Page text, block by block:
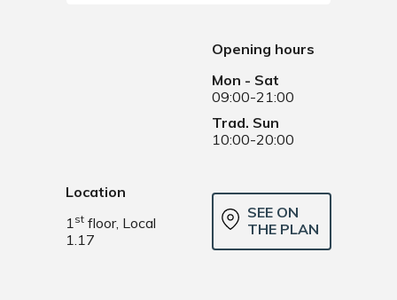
Opening hours
Mon - Sat
09:00-21:00
Trad. Sun
10:00-20:00
Location
1st floor, Local
1.17
SEE ON
THE PLAN